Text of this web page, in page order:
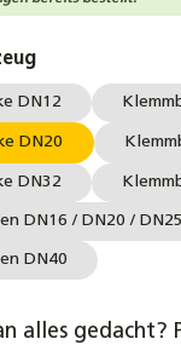
auswählen
DN12
DN20
DN32
DN16 / DN20 / DN25
DN40
alles gedacht?